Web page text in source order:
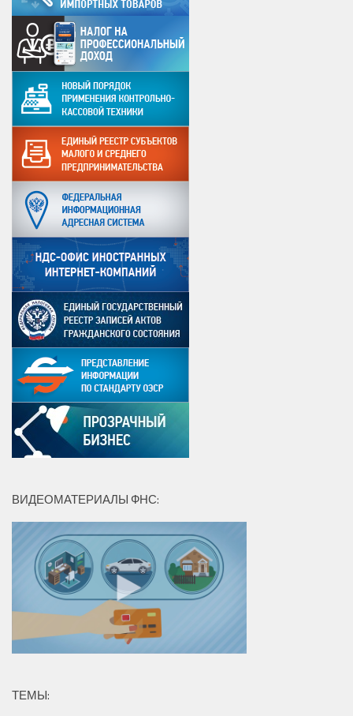
ВИДЕОМАТЕРИАЛЫ ФНС:
ТЕМЫ: